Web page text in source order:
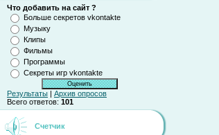
Что добавить на сайт ?
Больше секретов vkontakte
Музыку
Клипы
Фильмы
Программы
Секреты игр vkontakte
Результаты | Архив опросов
Всего ответов: 101
Счетчик